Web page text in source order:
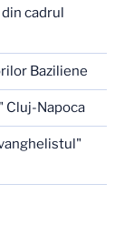
cadrul
Baziliene
Cluj-Napoca